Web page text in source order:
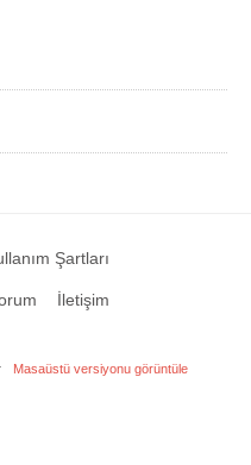
Şartları
İletişim
Masaüstü versiyonu görüntüle